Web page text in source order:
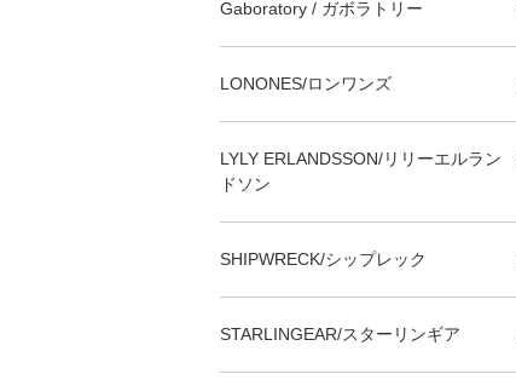
Gaboratory / ガボラトリー
LONONES/ロンワンズ
LYLY ERLANDSSON/リリーエルラン
ドソン
SHIPWRECK/シップレック
STARLINGEAR/スターリンギア